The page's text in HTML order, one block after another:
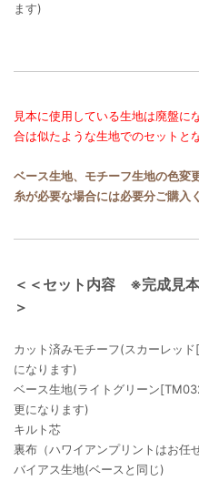
ます)
見本に使用している生地は廃盤に
合は似たような生地でのセットと
ベース生地、モチーフ生地の色変
糸が必要な場合には必要分ご購入
＜＜セット内容 ※完成見
＞
カット済みモチーフ(スカーレ
になります)
ベース生地(ライトグリーン
更になります)
キルト芯
裏布（ハワイアンプリントはお任
バイアス生地(ベースと同じ)